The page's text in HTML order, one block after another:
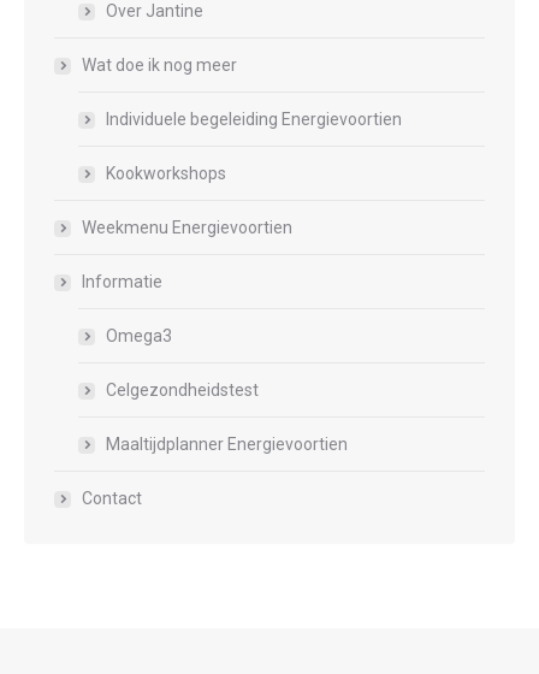
Over Jantine
Wat doe ik nog meer
Individuele begeleiding Energievoortien
Kookworkshops
Weekmenu Energievoortien
Informatie
Omega3
Celgezondheidstest
Maaltijdplanner Energievoortien
Contact